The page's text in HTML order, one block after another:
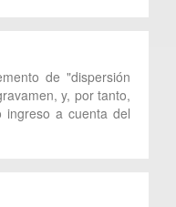
de "dispersión
y, por tanto,
a cuenta del